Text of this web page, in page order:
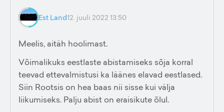
Est Land12. juuli 2022 13:50
Meelis, aitäh hoolimast.
Võimalikuks eestlaste abistamiseks sõja korral
teevad ettevalmistusi ka läänes elavad eestlased.
Siin Rootsis on hea baas nii sisse kui välja
liikumiseks. Palju abist on eraisikute õlul.